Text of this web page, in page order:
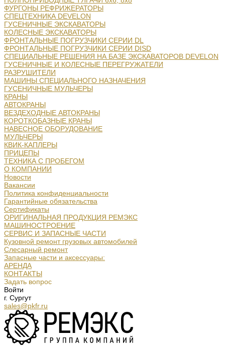
ФУРГОНЫ РЕФРИЖЕРАТОРЫ
СПЕЦТЕХНИКА DEVELON
ГУСЕНИЧНЫЕ ЭКСКАВАТОРЫ
КОЛЕСНЫЕ ЭКСКАВАТОРЫ
ФРОНТАЛЬНЫЕ ПОГРУЗЧИКИ СЕРИИ DL
ФРОНТАЛЬНЫЕ ПОГРУЗЧИКИ СЕРИИ DISD
СПЕЦИАЛЬНЫЕ РЕШЕНИЯ НА БАЗЕ ЭКСКАВАТОРОВ DEVELON
ГУСЕНИЧНЫЕ И КОЛЕСНЫЕ ПЕРЕГРУЖАТЕЛИ
РАЗРУШИТЕЛИ
МАШИНЫ СПЕЦИАЛЬНОГО НАЗНАЧЕНИЯ
ГУСЕНИЧНЫЕ МУЛЬЧЕРЫ
КРАНЫ
АВТОКРАНЫ
ВЕЗДЕХОДНЫЕ АВТОКРАНЫ
КОРОТКОБАЗНЫЕ КРАНЫ
НАВЕСНОЕ ОБОРУДОВАНИЕ
МУЛЬЧЕРЫ
КВИК-КАПЛЕРЫ
ПРИЦЕПЫ
ТЕХНИКА С ПРОБЕГОМ
О КОМПАНИИ
Новости
Вакансии
Политика конфиденциальности
Гарантийные обязательства
Сертификаты
ОРИГИНАЛЬНАЯ ПРОДУКЦИЯ РЕМЭКС
МАШИНОСТРОЕНИЕ
СЕРВИС И ЗАПАСНЫЕ ЧАСТИ
Кузовной ремонт грузовых автомобилей
Слесарный ремонт
Запасные части и аксессуары:
АРЕНДА
КОНТАКТЫ
Задать вопрос
Войти
г. Сургут
sales@pkfr.ru